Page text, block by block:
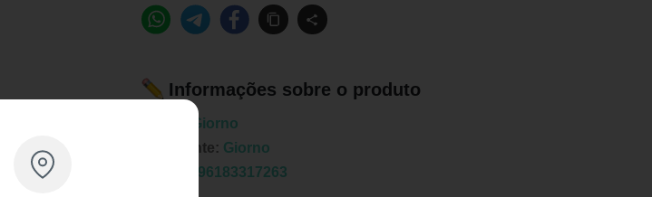
Informações sobre o produto
Giorno
Fabricante: Giorno
7896183317263